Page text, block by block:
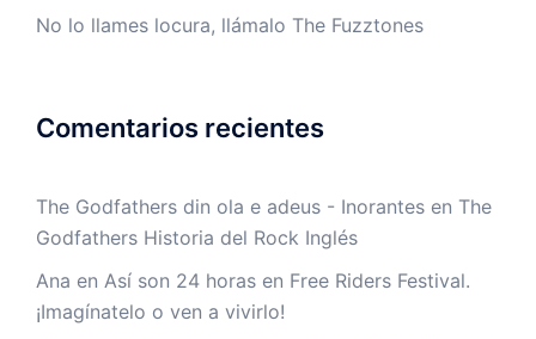
No lo llames locura, llámalo The Fuzztones
Comentarios recientes
The Godfathers din ola e adeus - Inorantes en The
Godfathers Historia del Rock Inglés
Ana en Así son 24 horas en Free Riders Festival.
¡Imagínatelo o ven a vivirlo!